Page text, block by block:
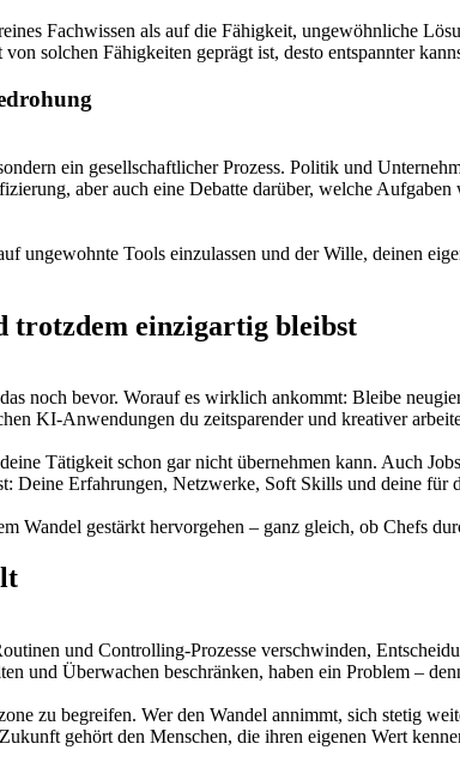
Fachwissen als auf die Fähigkeit, ungewöhnliche
solchen Fähigkeiten geprägt ist, desto entspannter
ein gesellschaftlicher Prozess. Politik und
aber auch eine Debatte darüber, welche
ungewohnte Tools einzulassen und der Wille, deinen
einzigartig bleibst
noch bevor. Worauf es wirklich ankommt: Bleibe
KI-Anwendungen du zeitsparender und kreativer
Tätigkeit schon gar nicht übernehmen kann. Auch
Deine Erfahrungen, Netzwerke, Soft Skills und deine
Wandel gestärkt hervorgehen – ganz gleich, ob Chefs
und Controlling-Prozesse verschwinden,
und Überwachen beschränken, haben ein Problem –
zu begreifen. Wer den Wandel annimmt, sich stetig
gehört den Menschen, die ihren eigenen Wert